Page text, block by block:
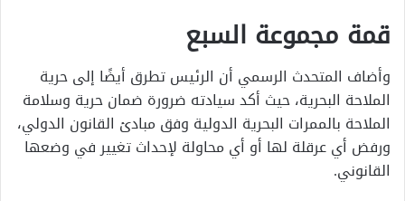
قمة مجموعة السبع
وأضاف المتحدث الرسمي أن الرئيس تطرق أيضًا إلى حرية
الملاحة البحرية، حيث أكد سيادته ضرورة ضمان حرية وسلامة
الملاحة بالممرات البحرية الدولية وفق مبادئ القانون الدولي،
ورفض أي عرقلة لها أو أي محاولة لإحداث تغيير في وضعها
القانوني.